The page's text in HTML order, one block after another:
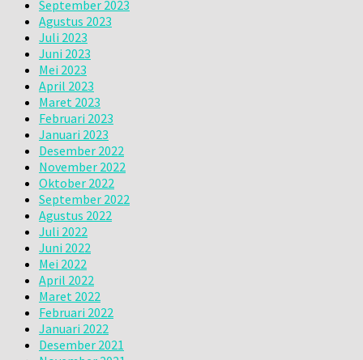
September 2023
Agustus 2023
Juli 2023
Juni 2023
Mei 2023
April 2023
Maret 2023
Februari 2023
Januari 2023
Desember 2022
November 2022
Oktober 2022
September 2022
Agustus 2022
Juli 2022
Juni 2022
Mei 2022
April 2022
Maret 2022
Februari 2022
Januari 2022
Desember 2021